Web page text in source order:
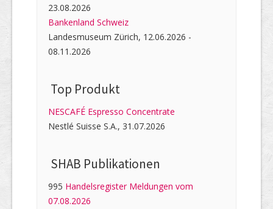
23.08.2026
Bankenland Schweiz
Landesmuseum Zürich, 12.06.2026 -
08.11.2026
Top Produkt
NESCAFÉ Espresso Concentrate
Nestlé Suisse S.A., 31.07.2026
SHAB Publi­kati­onen
995 Handelsregister Meldungen vom
07.08.2026